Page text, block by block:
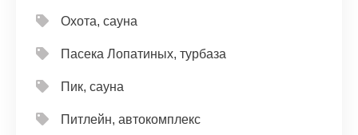
Охота, сауна
Пасека Лопатиных, турбаза
Пик, сауна
Питлейн, автокомплекс